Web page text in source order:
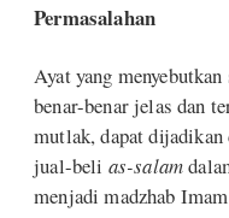
Permasalahan
Ayat yang
benar-benar jelas dan
mutlak, dapat dijadikan
jual-beli as-salam
menjadi madzhab